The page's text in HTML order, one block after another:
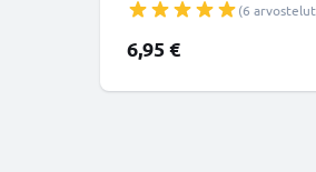
USB-kaapeli
(6
6,95 €